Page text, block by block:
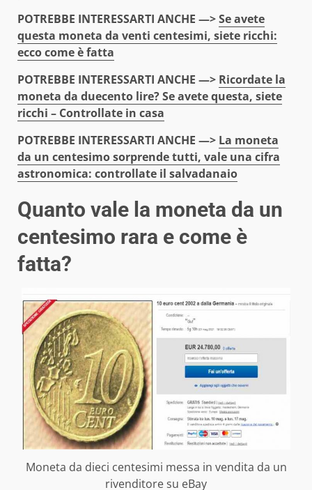
POTREBBE INTERESSARTI ANCHE —>Se avete
questa moneta da venti centesimi, siete ricchi:
ecco come è fatta
POTREBBE INTERESSARTI ANCHE —> Ricordate la
moneta da duecento lire? Se avete questa, siete
ricchi – Controllate in casa
POTREBBE INTERESSARTI ANCHE —> La moneta
da un centesimo sorprende tutti, vale una cifra
astronomica: controllate il salvadanaio
Quanto vale la moneta da un
centesimo rara e come è
fatta?
Moneta da dieci centesimi messa in vendita da un
rivenditore su eBay